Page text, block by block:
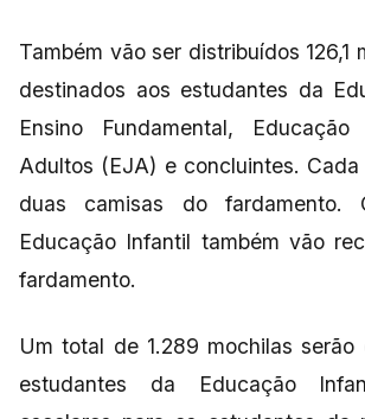
Também vão ser distribuídos 126,1
destinados aos estudantes da
Ensino Fundamental,
Adultos (EJA) e concluintes. Cada
duas camisas do fardamento.
Educação Infantil também vão
fardamento.
Um total de 1.289 mochilas serão
estudantes da Educação